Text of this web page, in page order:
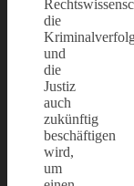
die
und
die
Justiz
auch
zukünftig
beschäftigen
wird,
um